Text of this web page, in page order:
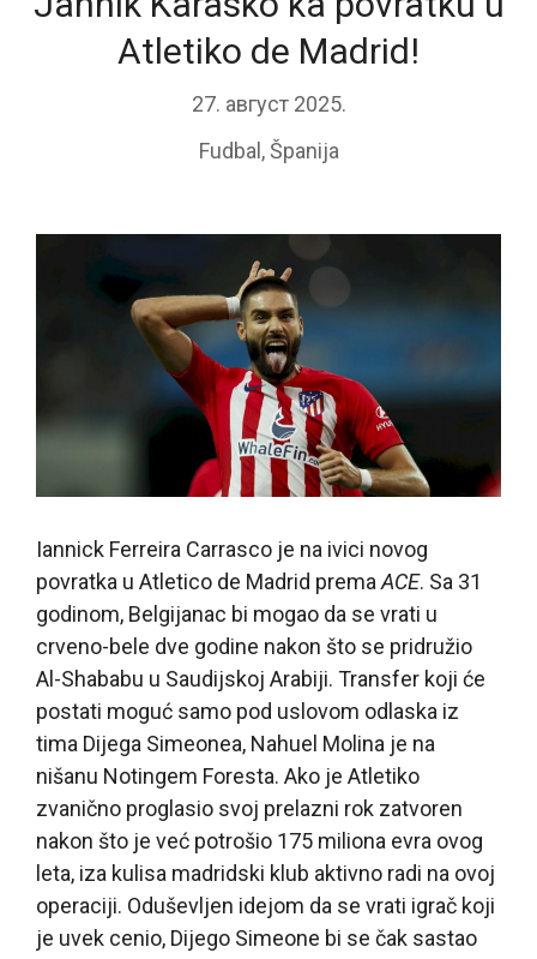
Atletiko de Madrid!
27. август 2025.
Fudbal ,Španija
Iannick Ferreira Carrasco je na ivici novog
povratka u Atletico de Madrid prema ACE. Sa 31
godinom, Belgijanac bi mogao da se vrati u
crveno-bele dve godine nakon što se pridružio
Al-Shababu u Saudijskoj Arabiji. Transfer koji će
postati moguć samo pod uslovom odlaska iz
tima Dijega Simeonea, Nahuel Molina je na
nišanu Notingem Foresta. Ako je Atletiko
zvanično proglasio svoj prelazni rok zatvoren
nakon što je već potrošio 175 miliona evra ovog
leta, iza kulisa madridski klub aktivno radi na ovoj
operaciji. Oduševljen idejom da se vrati igrač koji
je uvek cenio, Dijego Simeone bi se čak sastao